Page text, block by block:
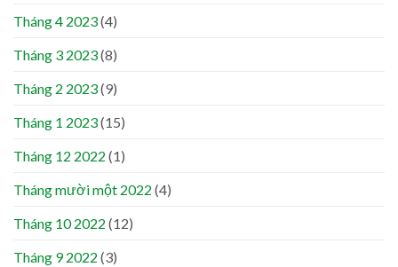
Tháng 4 2023(4)
Tháng 3 2023(8)
Tháng 2 2023(9)
Tháng 1 2023(15)
Tháng 12 2022 (1)
Tháng mười một 2022 (4)
Tháng 10 2022 (12)
Tháng 9 2022 (3)